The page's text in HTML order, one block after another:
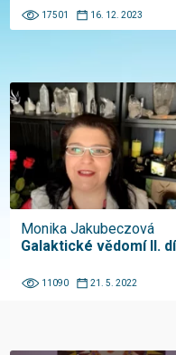
17501 16. 12. 2023
Monika Jakubeczová
Galaktické vědomí II.
11090 21. 5. 2022